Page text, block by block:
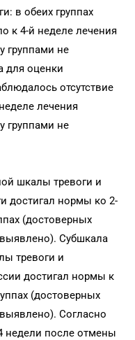
в обеих группах
к 4-й неделе лечения
группами не
для оценки
отсутствие
лечения
группами не
шкалы тревоги и
достигал нормы ко 2-
(достоверных
Субшкала
тревоги и
достигал нормы к
(достоверных
Согласно
недели после отмены